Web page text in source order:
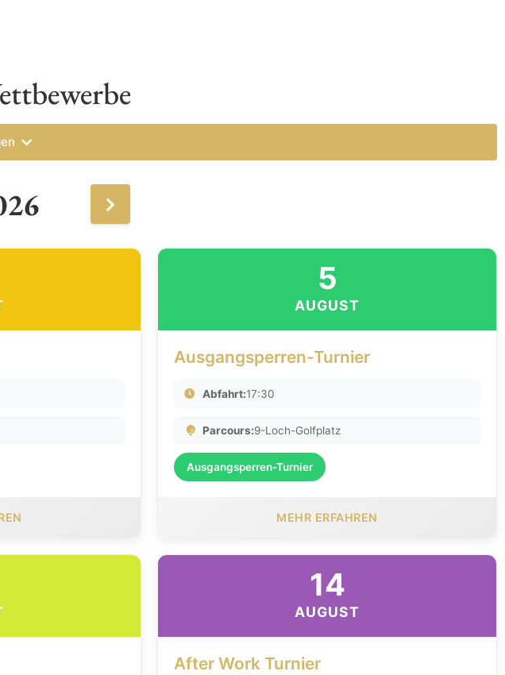
5
AUGUST
Ausgangsperren-Turnier
Abfahrt:17:30
Parcours:9-Loch-Golfplatz
Ausgangsperren-Turnier
MEHR ERFAHREN
14
AUGUST
After Work Turnier